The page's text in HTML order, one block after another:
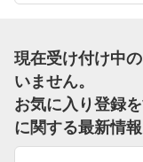
現在受け付け中
いません。
お気に入り登録
に関する最新情